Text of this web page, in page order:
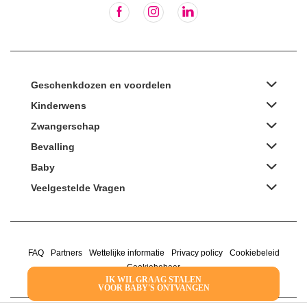
IK WIL GRAAG STALEN
VOOR BABY'S ONTVANGEN
Geschenkdozen en voordelen
Kinderwens
Zwangerschap
Bevalling
Baby
Veelgestelde Vragen
FAQ Partners Wettelijke informatie Privacy policy
Cookiebeleid
Cookiebeheer